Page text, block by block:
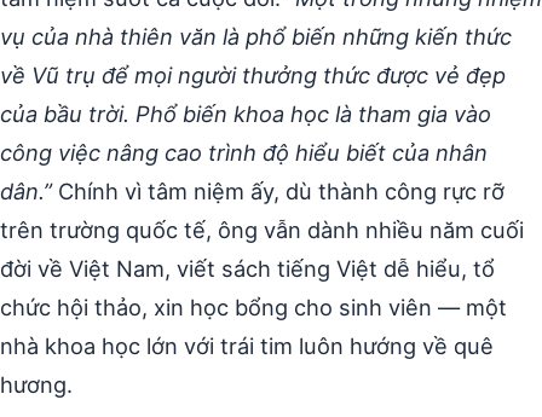
vụ của nhà thiên văn là phổ biến những kiến thức
về Vũ trụ để mọi người thưởng thức được vẻ đẹp
của bầu trời. Phổ biến khoa học là tham gia vào
công việc nâng cao trình độ hiểu biết của nhân
dân.”Chính vì tâm niệm ấy, dù thành công rực rỡ
trên trường quốc tế, ông vẫn dành nhiều năm cuối
đời về Việt Nam, viết sách tiếng Việt dễ hiểu, tổ
chức hội thảo, xin học bổng cho sinh viên — một
nhà khoa học lớn với trái tim luôn hướng về quê
hương.